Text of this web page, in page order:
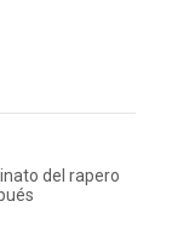
del rapero